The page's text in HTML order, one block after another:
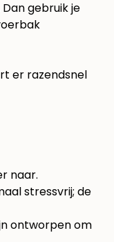
gebruik je
er razendsnel
naar.
stressvrij; de
ontworpen om